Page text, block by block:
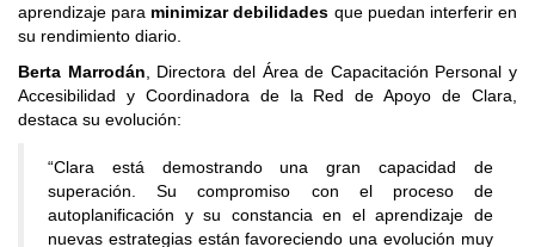
aprendizaje para minimizar debilidades que puedan interferir en
su rendimiento diario.
Berta Marrodán, Directora del Área de Capacitación Personal y
Accesibilidad y Coordinadora de la Red de Apoyo de Clara,
destaca su evolución:
“Clara está demostrando una gran capacidad de
superación. Su compromiso con el proceso de
autoplanificación y su constancia en el aprendizaje de
nuevas estrategias están favoreciendo una evolución muy